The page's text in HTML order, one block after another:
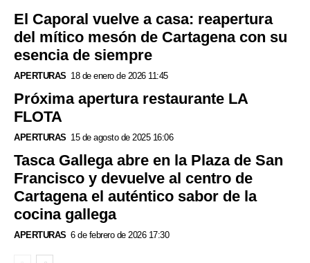
El Caporal vuelve a casa: reapertura
del mítico mesón de Cartagena con su
esencia de siempre
APERTURAS 18 de enero de 2026 11:45
Próxima apertura restaurante LA
FLOTA
APERTURAS 15 de agosto de 2025 16:06
Tasca Gallega abre en la Plaza de San
Francisco y devuelve al centro de
Cartagena el auténtico sabor de la
cocina gallega
APERTURAS 6 de febrero de 2026 17:30